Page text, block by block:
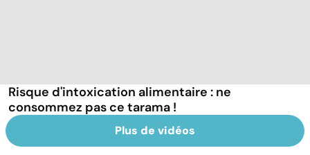
Risque d'intoxication alimentaire : ne
consommez pas ce tarama !
Plus de vidéos